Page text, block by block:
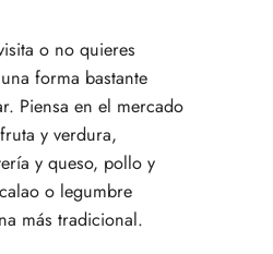
o no quieres
forma bastante
Piensa en el mercado
y verdura,
y queso, pollo y
o legumbre
más tradicional.